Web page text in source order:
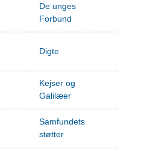
De unges
Forbund
Digte
Kejser og
Galilæer
Samfundets
støtter